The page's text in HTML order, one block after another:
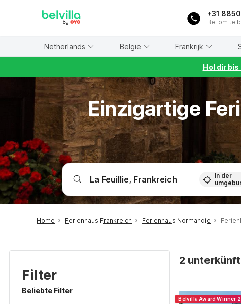
+31
Bel om te
Netherlands België Frankrijk
Hol dir bis
Einzigartige
In der
Home Ferienhaus Frankreich Ferienhaus Normandie
Filter
Beliebte Filter
2
Belvilla Award Winner